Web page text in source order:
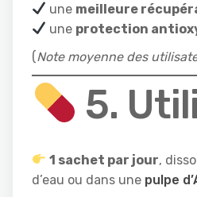
une meilleure
une protection
(Note moyenne des
5.
1 sachet par jour,
d’eau ou dans une pulpe